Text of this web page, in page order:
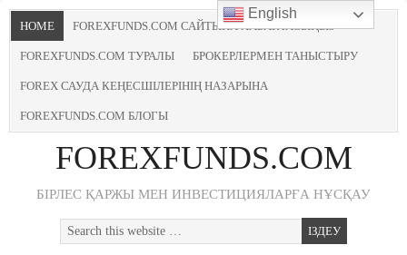
HOME FOREXFUNDS.COM САЙТЫНА ХАБАРЛАСЫҢЫЗ
FOREXFUNDS.COM ТУРАЛЫ БРОКЕРЛЕРМЕН ТАНЫСТЫРУ
FOREX САУДА КЕҢЕСШІЛЕРІНІҢ НАЗАРЫНА
FOREXFUNDS.COM БЛОГЫ
FOREXFUNDS.COM
БІРЛЕС ҚАРЖЫ МЕН ИНВЕСТИЦИЯЛАРҒА НҰСҚАУ
English